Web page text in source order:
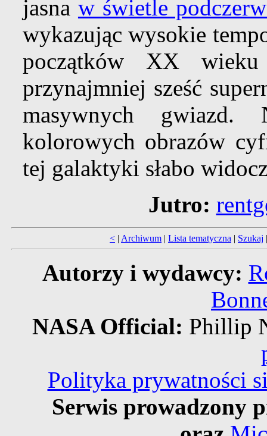
jasna w świetle
wykazując wysokie
początków XX
przynajmniej sześć
masywnych
kolorowych obrazów
tej galaktyki słabo
Jutro:
< | Archiwum | Lista tematyczna | Szukaj
Autorzy i wydawcy:
NASA Official: Phillip
Polityka prywatności
Serwis prowadzony